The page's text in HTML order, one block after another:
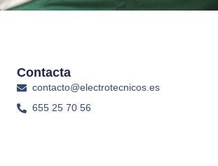
Contacta
contacto@electrotecnicos.es
655 25 70 56